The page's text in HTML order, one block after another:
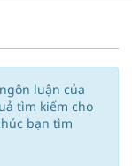
luận của
tìm kiếm cho
bạn tìm